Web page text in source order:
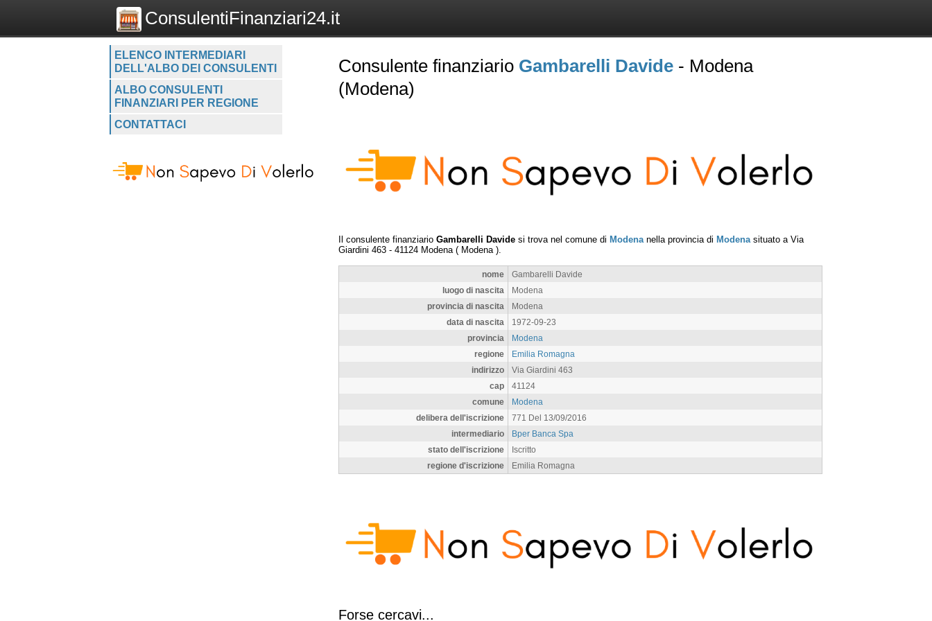
ConsulentiFinanziari24.it
ELENCO INTERMEDIARI
DELL'ALBO DEI CONSULENTI
ALBO CONSULENTI
FINANZIARI PER REGIONE
CONTATTACI
Consulente finanziario Gambarelli Davide - Modena
(Modena)
Il consulente finanziario Gambarelli Davide si trova nel comune di Modena nella provincia di Modena situato a Via
Giardini 463 - 41124 Modena ( Modena ).
nome
Gambarelli Davide
luogo di nascita
Modena
provincia di nascita
Modena
data di nascita
1972-09-23
provincia
Modena
regione
Emilia Romagna
indirizzo
Via Giardini 463
cap
41124
comune
Modena
delibera dell'iscrizione
771 Del 13/09/2016
intermediario
Bper Banca Spa
stato dell'iscrizione
Iscritto
regione d'iscrizione
Emilia Romagna
Forse cercavi...